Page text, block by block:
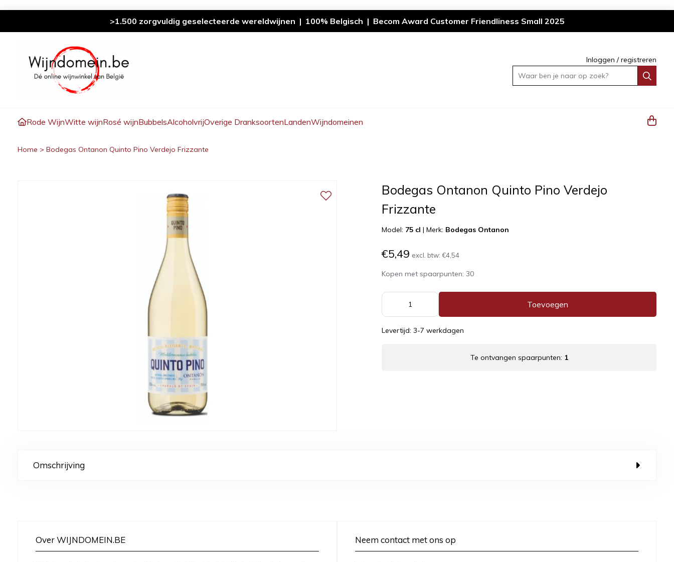
>1.500 zorgvuldig geselecteerde wereldwijnen | 100% Belgisch | Becom Award Customer Friendliness Small 2025
Inloggen /registreren
Waar ben je naar op zoek?
Rode WijnWitte wijnRosé wijnBubbelsAlcoholvrijOverige DranksoortenLandenWijndomeinen
Home > Bodegas Ontanon Quinto Pino Verdejo Frizzante
Bodegas Ontanon Quinto Pino Verdejo
Frizzante
Model: 75 cl |Merk: Bodegas Ontanon
€5,49 excl. btw:€4,54
Kopen met spaarpunten:30
Toevoegen
Levertijd: 3-7 werkdagen
Te ontvangen spaarpunten: 1
Omschrijving
Over WIJNDOMEIN.BE Neem contact met ons op